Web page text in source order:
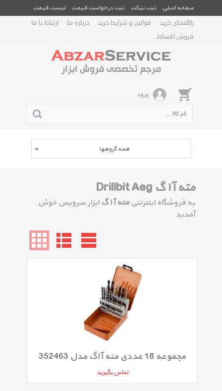
صفحه اصلی ثبت تیکت ثبت درخواست قیمت
لیست قیمت
راهنمای خرید
قوانین و شرایط خرید درباره ما
ارتباط با ما
فروش اقساط
ورود
همه گروهها
مته آ ا گ Drillbit Aeg
به فروشگاه اینترنتی مته آ ا گ ابزار سرویس خوش
آمدید
مجموعه 18 عددی مته آاگ مدل 352463
تماس بگیرید